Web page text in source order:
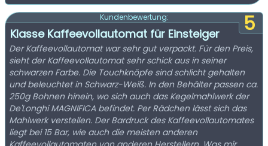
5
Kundenbewertung:
Klasse Kaffeevollautomat für Einsteiger
Der Kaffeevollautomat war sehr gut verpackt. Für den Preis,
sieht der Kaffeevollautomat sehr schick aus in seiner
schwarzen Farbe. Die Touchknöpfe sind schlicht gehalten
und beleuchtet in Schwarz-Weiß. In den Behälter passen ca.
250g Bohnen hinein, wo sich auch das Kegelmahlwerk der
De'Longhi MAGNIFICA befindet. Per Rädchen lässt sich das
Mahlwerk verstellen. Der Bardruck des Kaffeevollautomates
liegt bei 15 Bar, wie auch die meisten anderen